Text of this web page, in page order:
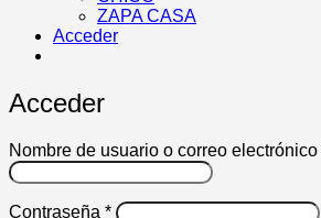
ZAPA CASA
Acceder
Acceder
Nombre de usuario o correo electrónico
Contraseña *Obligatorio